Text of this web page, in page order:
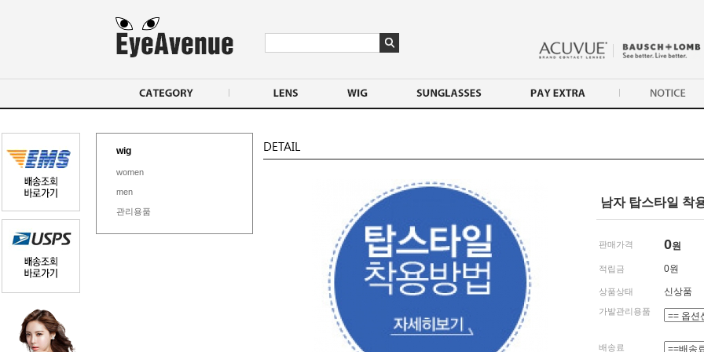
wig
women
men
관리용품
남자 탑스타일 착
판매가격 0원
적립금 0원
상품상태 신상품
가발관리용품
배송료